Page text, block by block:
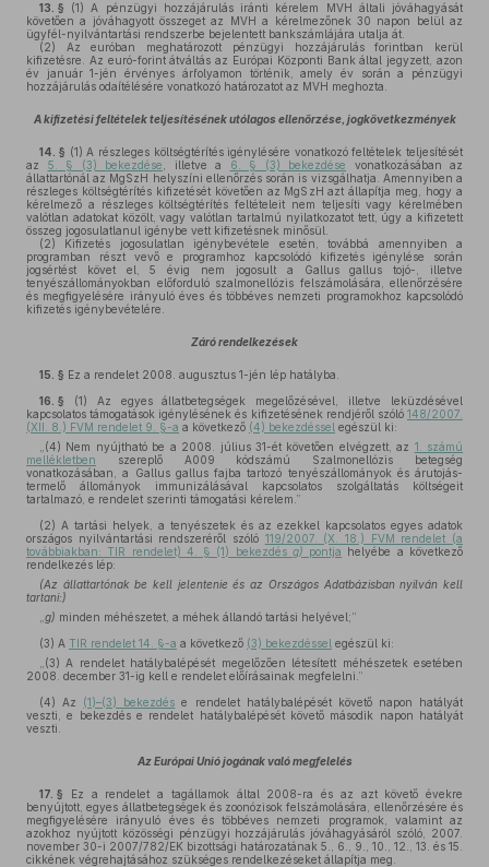
13. § (1) A pénzügyi hozzájárulás iránti kérelem MVH általi jóváhagyását
követően a jóváhagyott összeget az MVH a kérelmezőnek 30 napon belül az
ügyfél-nyilvántartási rendszerbe bejelentett bankszámlájára utalja át.
(2) Az euróban meghatározott pénzügyi hozzájárulás forintban kerül
kifizetésre. Az euró-forint átváltás az Európai Központi Bank által jegyzett, azon
év január 1-jén érvényes árfolyamon történik, amely év során a pénzügyi
hozzájárulás odaítélésére vonatkozó határozatot az MVH meghozta.
A kifizetési feltételek teljesítésének utólagos ellenőrzése, jogkövetkezmények
14. § (1) A részleges költségtérítés igénylésére vonatkozó feltételek teljesítését
az 5. § (3) bekezdése , illetve a 6. § (3) bekezdése vonatkozásában az
állattartónál az MgSzH helyszíni ellenőrzés során is vizsgálhatja. Amennyiben a
részleges költségtérítés kifizetését követően az MgSzH azt állapítja meg, hogy a
kérelmező a részleges költségtérítés feltételeit nem teljesíti vagy kérelmében
valótlan adatokat közölt, vagy valótlan tartalmú nyilatkozatot tett, úgy a kifizetett
összeg jogosulatlanul igénybe vett kifizetésnek minősül.
(2) Kifizetés jogosulatlan igénybevétele esetén, továbbá amennyiben a
programban részt vevő e programhoz kapcsolódó kifizetés igénylése során
jogsértést követ el, 5 évig nem jogosult a Gallus gallus tojó-, illetve
tenyészállományokban előforduló szalmonellózis felszámolására, ellenőrzésére
és megfigyelésére irányuló éves és többéves nemzeti programokhoz kapcsolódó
kifizetés igénybevételére.
Záró rendelkezések
15. § Ez a rendelet 2008. augusztus 1-jén lép hatályba.
16. § (1) Az egyes állatbetegségek megelőzésével, illetve leküzdésével
kapcsolatos támogatások igénylésének és kifizetésének rendjéről szóló 148/2007.
(XII. 8.) FVM rendelet 9. §-a a következő (4) bekezdéssel egészül ki:
„(4) Nem nyújtható be a 2008. július 31-ét követően elvégzett, az 1. számú
mellékletben szereplő A009 kódszámú Szalmonellózis betegség
vonatkozásában, a Gallus gallus fajba tartozó tenyészállományok és árutojás-
termelő állományok immunizálásával kapcsolatos szolgáltatás költségeit
tartalmazó, e rendelet szerinti támogatási kérelem.”
(2) A tartási helyek, a tenyészetek és az ezekkel kapcsolatos egyes adatok
országos nyilvántartási rendszeréről szóló 119/2007. (X. 18.) FVM rendelet (a
továbbiakban: TIR rendelet) 4. § (1) bekezdés g) pontja helyébe a következő
rendelkezés lép:
(Az állattartónak be kell jelentenie és az Országos Adatbázisban nyilván kell
tartani:)
g) minden méhészetet, a méhek állandó tartási helyével;”
(3) A TIR rendelet 14. §-a a következő (3) bekezdéssel egészül ki:
„(3) A rendelet hatálybalépését megelőzően létesített méhészetek esetében
2008. december 31-ig kell e rendelet előírásainak megfelelni.”
(4) Az (1)–(3) bekezdés e rendelet hatálybalépését követő napon hatályát
veszti, e bekezdés e rendelet hatálybalépését követő második napon hatályát
veszti.
Az Európai Unió jogának való megfelelés
17. § Ez a rendelet a tagállamok által 2008-ra és az azt követő évekre
benyújtott, egyes állatbetegségek és zoonózisok felszámolására, ellenőrzésére és
megfigyelésére irányuló éves és többéves nemzeti programok, valamint az
azokhoz nyújtott közösségi pénzügyi hozzájárulás jóváhagyásáról szóló, 2007.
november 30-i 2007/782/EK bizottsági határozatának 5., 6., 9., 10., 12., 13. és 15.
cikkének végrehajtásához szükséges rendelkezéseket állapítja meg.